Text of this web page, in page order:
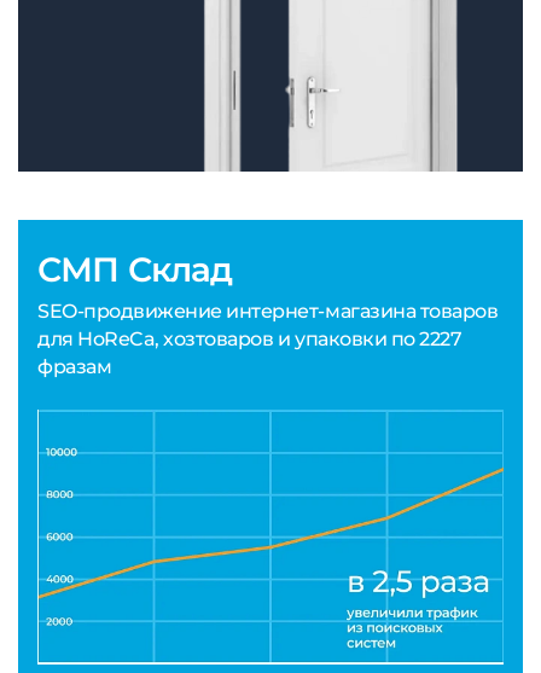
СМП Склад
SEO-продвижение интернет-магазина товаров
для HoReCa, хозтоваров и упаковки по 2227
фразам